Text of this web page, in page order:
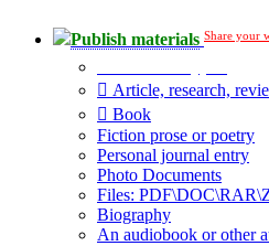
Publish materials Share your
Article, research,
Book
Fiction prose or poetry
Personal journal entry
Photo Documents
Files:
Biography
An audiobook or other